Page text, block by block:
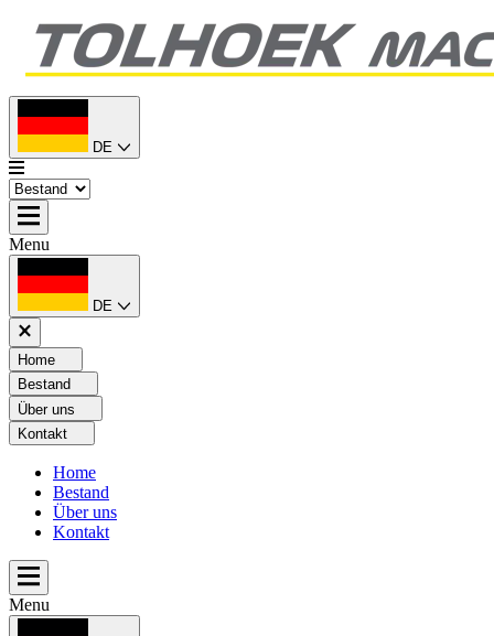
DE
Menu
DE
Home
Bestand
Über uns
Kontakt
Home
Bestand
Über uns
Kontakt
Menu